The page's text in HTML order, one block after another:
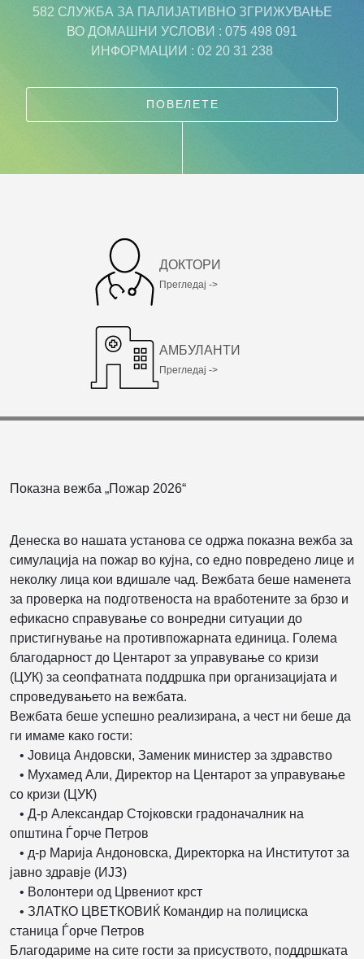
582 СЛУЖБА ЗА ПАЛИЈАТИВНО ЗГРИЖУВАЊЕ
ВО ДОМАШНИ УСЛОВИ : 075 498 091
ИНФОРМАЦИИ : 02 20 31 238
ПОВЕЛЕТЕ
ДОКТОРИ
Прегледај ->
АМБУЛАНТИ
Прегледај ->
Показна вежба „Пожар 2026“
Денеска во нашата установа се одржа показна вежба за
симулација на пожар во кујна, со едно повредено лице и
неколку лица кои вдишале чад. Вежбата беше наменета
за проверка на подготвеноста на вработените за брзо и
ефикасно справување со вонредни ситуации до
пристигнување на противпожарната единица. Голема
благодарност до Центарот за управување со кризи
(ЦУК) за сеопфатната поддршка при организацијата и
спроведувањето на вежбата.
Вежбата беше успешно реализирана, а чест ни беше да
ги имаме како гости:
• Јовица Андовски, Заменик министер за здравство
• Мухамед Али, Директор на Центарот за управување
со кризи (ЦУК)
• Д-р Александар Стојковски градоначалник на
општина Ѓорче Петров
• д-р Марија Андоновска, Директорка на Институтот за
јавно здравје (ИЈЗ)
• Волонтери од Црвениот крст
• ЗЛАТКО ЦВЕТКОВИЌ Командир на полициска
станица Ѓорче Петров
Благодариме на сите гости за присуството, поддршката